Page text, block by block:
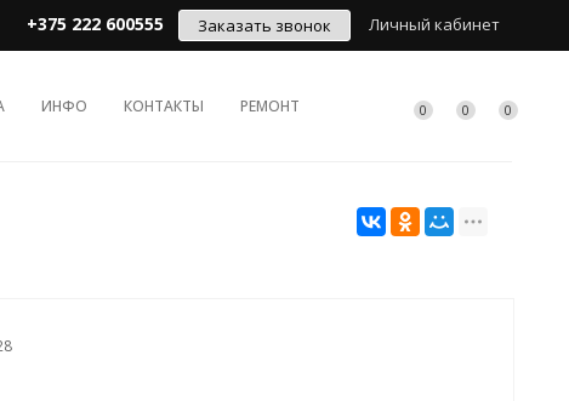
Личный кабинет
Заказать звонок
+375 222 600555
ИНФО КОНТАКТЫ РЕМОНТ 0 0 0